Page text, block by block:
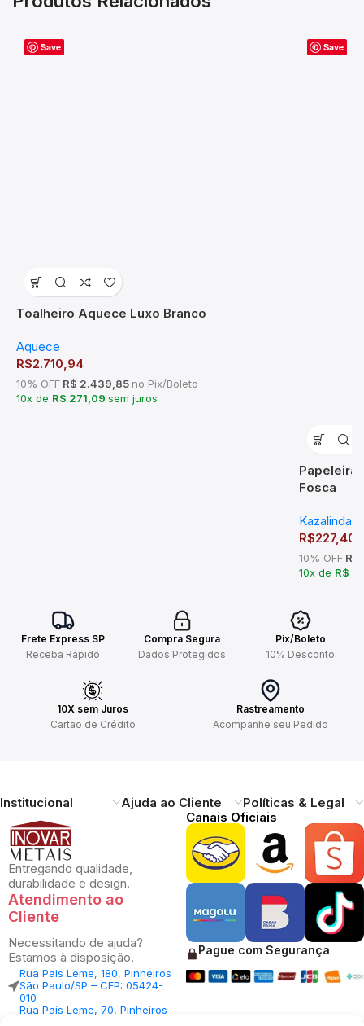
Save
Toalheiro Aquece Luxo Branco
Aquece
R$2.710,94
10% OFF R$ 2.439,85 no Pix/Boleto
10x de R$ 271,09 sem juros
Save
Papeleira
Fosca
Kazalinda
R$227,40
10% OFF
10x de R$
Frete Express SP
Receba Rápido
Compra Segura
Dados Protegidos
Pix/Boleto
10% Desconto
10X sem Juros
Cartão de Crédito
Rastreamento
Acompanhe seu Pedido
Institucional Ajuda ao Cliente Políticas & Legal
Entregando qualidade,
durabilidade e design.
Atendimento ao
Cliente
Necessitando de ajuda?
Estamos à disposição.
Rua Pais Leme, 180, Pinheiros
São Paulo/SP – CEP: 05424-
010
Rua Pais Leme, 70, Pinheiros
Canais Oficiais
Pague com Segurança